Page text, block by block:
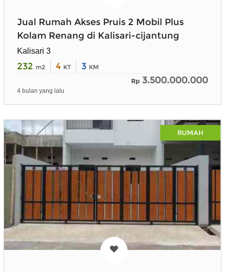
Jual Rumah Akses Pruis 2 Mobil Plus
Kolam Renang di Kalisari-cijantung
Kalisari 3
232 m2 4 KT 3 KM
Rp 3.500.000.000
4 bulan yang lalu
RUMAH